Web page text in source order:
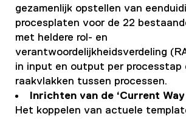
gezamenlijk opstellen van
procesplaten voor de 22
met heldere rol- en
verantwoordelijkheidsverdeling
in input en output per processtap
raakvlakken tussen processen.
Inrichten van de ‘Current
Het koppelen van actuele